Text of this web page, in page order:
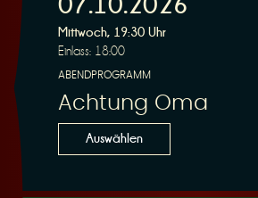
i
Mittwoch, 19:30 Uhr
Einlass: 18:00
ABENDPROGRAMM
Achtung Oma
Auswählen